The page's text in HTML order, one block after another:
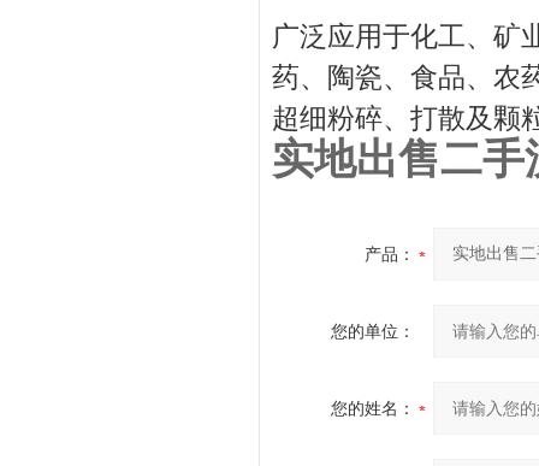
广泛应用于化工、矿
药、陶瓷、食品、农
超细粉碎、打散及颗
实地出售二
产品：
您的单位：
您的姓名：